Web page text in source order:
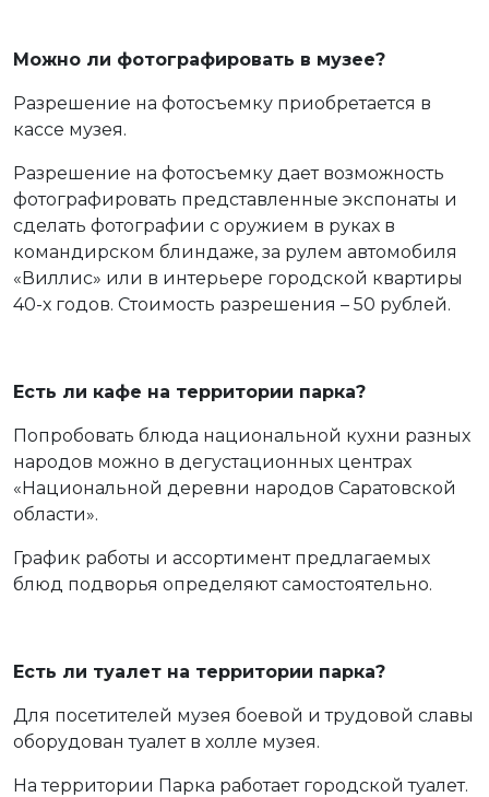
Можно ли фотографировать в музее?
Разрешение на фотосъемку приобретается в
кассе музея.
Разрешение на фотосъемку дает возможность
фотографировать представленные экспонаты и
сделать фотографии с оружием в руках в
командирском блиндаже, за рулем автомобиля
«Виллис» или в интерьере городской квартиры
40-х годов. Стоимость разрешения – 50 рублей.
Есть ли кафе на территории парка?
Попробовать блюда национальной кухни разных
народов можно в дегустационных центрах
«Национальной деревни народов Саратовской
области».
График работы и ассортимент предлагаемых
блюд подворья определяют самостоятельно.
Есть ли туалет на территории парка?
Для посетителей музея боевой и трудовой славы
оборудован туалет в холле музея.
На территории Парка работает городской туалет.